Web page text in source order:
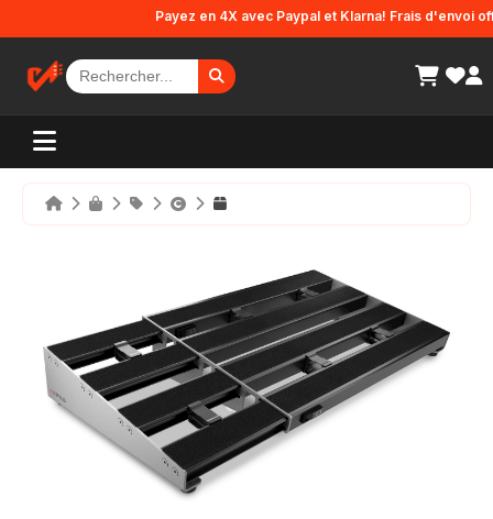
Payez en 4X avec Paypal et Klarna! Frais d'envoi
Panneau de gestion des cookies